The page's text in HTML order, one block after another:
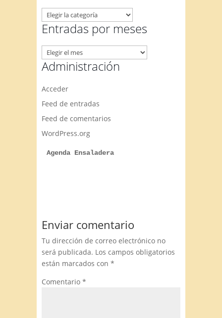
Temas
artículos
Entradas por meses
Entradas
por
meses
Administración
Acceder
Feed de entradas
Feed de comentarios
WordPress.org
Agenda Ensaladera
Enviar comentario
Tu dirección de correo electrónico no
será publicada. Los campos obligatorios
están marcados con *
Comentario *